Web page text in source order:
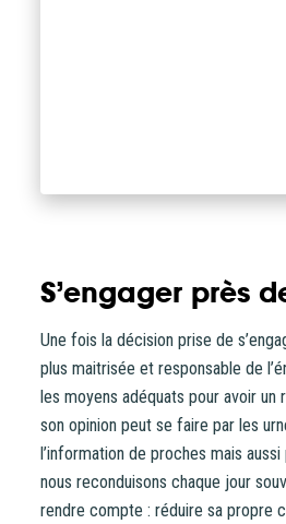
S’engager près
Une fois la décision prise de
plus maitrisée et responsable de
les moyens adéquats pour avoir un
son opinion peut se faire par les
l’information de proches mais
nous reconduisons chaque jour
rendre compte : réduire sa propre